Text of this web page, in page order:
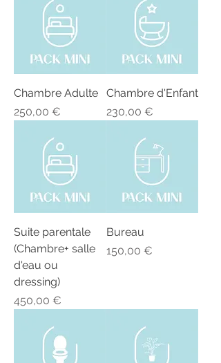
Chambre Adulte
Prix
250,00 €
Chambre d'Enfant
Prix
230,00 €
Suite parentale
(Chambre+ salle
d'eau ou
dressing)
Prix
450,00 €
Bureau
Prix
150,00 €